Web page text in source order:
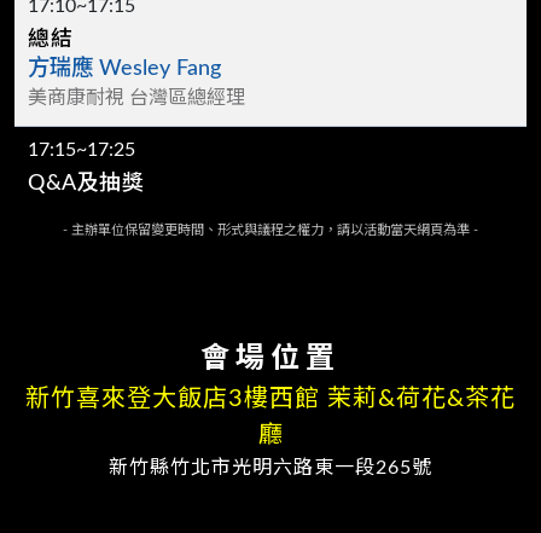
17:10~17:15
總結
方瑞應 Wesley Fang
美商康耐視 台灣區總經理
17:15~17:25
Q&A及抽獎
- 主辦單位保留變更時間、形式與議程之權力，請以活動當天網頁為準 -
會場位置
新竹喜來登大飯店3樓西館 茉莉&荷花&茶花
廳
新竹縣竹北市光明六路東一段265號